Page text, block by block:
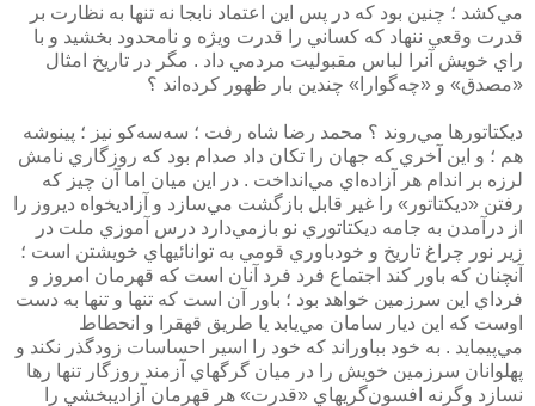
مي‌كشد ؛ چنين بود كه در پس اين اعتماد نابجا نه تنها به نظارت بر
قدرت وقعي ننهاد كه كساني را قدرت ويژه و نامحدود بخشيد و با
راي خويش آنرا لباس مقبوليت مردمي داد . مگر در تاريخ امثال
«مصدق» و «چه‌گوارا» چندين بار ظهور كرده‌اند ؟
ديكتاتورها مي‌روند ؟ محمد رضا شاه رفت ؛ سه‌سه‌كو نيز ؛ پينوشه
هم ؛ و اين آخري كه جهان را تكان داد صدام بود كه روزگاري نامش
لرزه بر اندام هر آزاده‌اي مي‌انداخت . در اين ميان اما آن چيز كه
رفتن «ديكتاتور» را غير قابل بازگشت مي‌سازد و آزاديخواه ديروز را
از درآمدن به جامه ديكتاتوري نو بازمي‌دارد درس آموزي ملت در
زير نور چراغ تاريخ و خودباوري قومي به توانائيهاي خويشتن است ؛
آنچنان كه باور كند اجتماع فرد فرد آنان است كه قهرمان امروز و
فرداي اين سرزمين خواهد بود ؛ باور آن است كه تنها و تنها به دست
اوست كه اين ديار سامان مي‌يابد يا طريق قهقرا و انحطاط
مي‌پيمايد . به خود بباوراند كه خود را اسير احساسات زودگذر نكند و
پهلوانان سرزمين خويش را در ميان گرگهاي آزمند روزگار تنها رها
نسازد وگرنه افسون‌گريهاي «قدرت» هر قهرمان آزاديبخشي را